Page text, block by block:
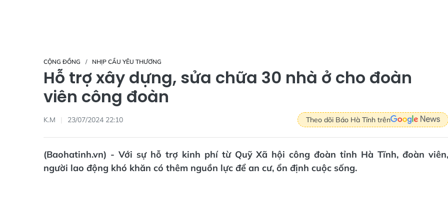
CỘNG ĐỒNG NHỊP CẦU YÊU THƯƠNG
Hỗ trợ xây dựng, sửa chữa 30 nhà ở cho đoàn
viên công đoàn
K.M 23/07/2024 22:10 Theo dõi Báo Hà Tĩnh trên
(Baohatinh.vn) - Với sự hỗ trợ kinh phí từ Quỹ Xã hội công đoàn tỉnh Hà Tĩnh, đoàn viên,
người lao động khó khăn có thêm nguồn lực để an cư, ổn định cuộc sống.